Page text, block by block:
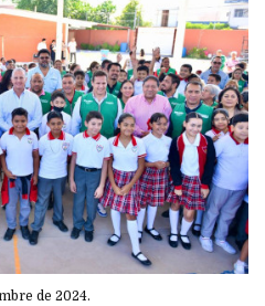
de 2024.